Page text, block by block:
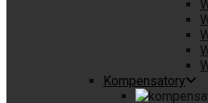
Kompensatory